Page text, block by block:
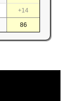
+14
86